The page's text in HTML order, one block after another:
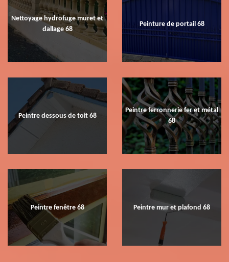
Nettoyage hydrofuge muret et
dallage 68
Peinture de portail 68
Peintre dessous de toit 68
Peintre ferronnerie fer et métal
68
Peintre fenêtre 68 Peintre mur et plafond 68